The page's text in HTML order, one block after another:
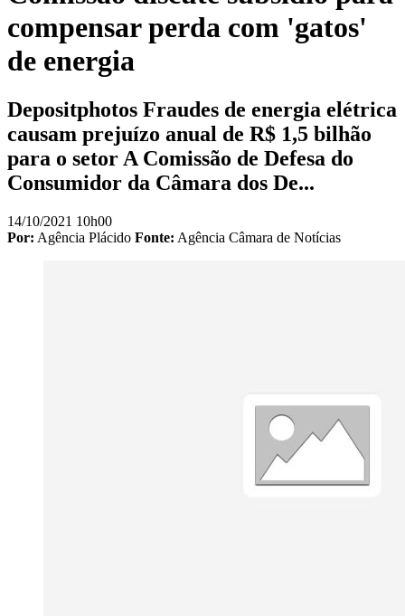
compensar perda com 'gatos'
de energia
Depositphotos Fraudes de energia elétrica
causam prejuízo anual de R$ 1,5 bilhão
para o setor A Comissão de Defesa do
Consumidor da Câmara dos De...
14/10/2021 10h00
Por: Agência Plácido Fonte: Agência Câmara de Notícias